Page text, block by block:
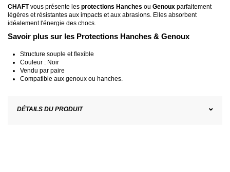
CHAFTvous présente les protections Hanches ou Genoux parfaitement
légères et résistantes aux impacts et aux abrasions. Elles absorbent
idéalement l'énergie des chocs.
Savoir plus sur les Protections Hanches & Genoux
Structure souple et flexible
Couleur : Noir
Vendu par paire
Compatible aux genoux ou hanches.
DÉTAILS DU PRODUIT